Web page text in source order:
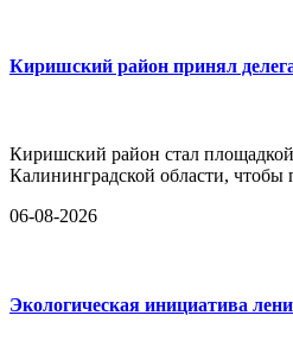
Киришский район принял
Киришский район стал
Калининградской области,
06-08-2026
Экологическая инициатива